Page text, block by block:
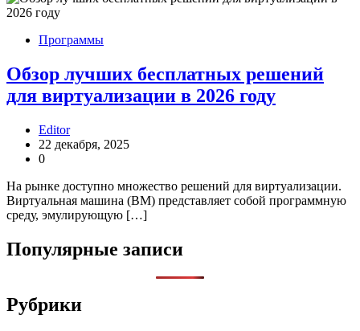
Программы
Обзор лучших бесплатных решений
для виртуализации в 2026 году
Editor
22 декабря, 2025
0
На рынке доступно множество решений для виртуализации.
Виртуальная машина (ВМ) представляет собой программную
среду, эмулирующую […]
Популярные записи
Рубрики